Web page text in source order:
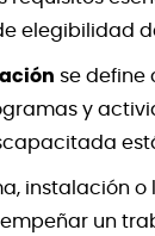
elegibilidad
se define
y
instalación
un